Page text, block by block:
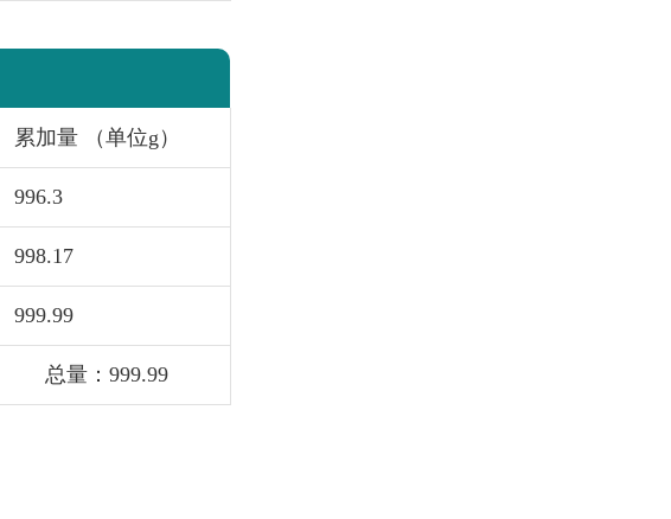
累加量 （单位g）
996.3
998.17
999.99
总量：999.99